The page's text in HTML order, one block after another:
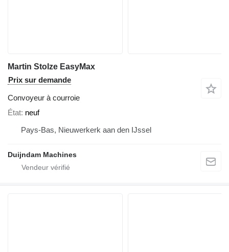
Martin Stolze EasyMax
Prix sur demande
Convoyeur à courroie
État neuf
Pays-Bas, Nieuwerkerk aan den IJssel
Duijndam Machines